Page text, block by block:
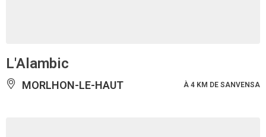
L'Alambic
MORLHON-LE-HAUT À 4 KM DE SANVENSA